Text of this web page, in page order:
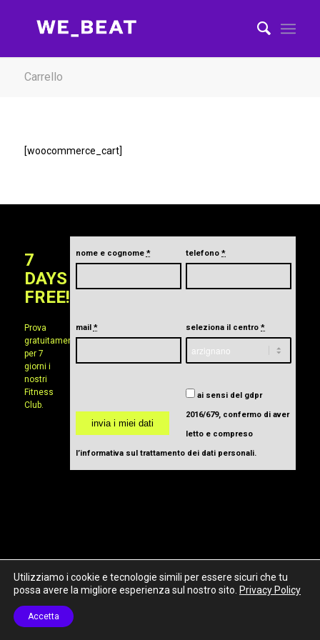
Carrello
[woocommerce_cart]
7
DAYS
FREE!
Prova
gratuitamente
per 7
giorni i
nostri
Fitness
Club.
nome e cognome * telefono*
mail * seleziona il centro*
ai sensi del gdpr
2016/679, confermo di aver
letto e compreso
l’informativa sul trattamento dei dati personali.
© Copyright WE_BEAT
Utilizziamo i cookie e tecnologie simili per essere sicuri che tu
possa avere la migliore esperienza sul nostro sito. Privacy Policy
Accetta